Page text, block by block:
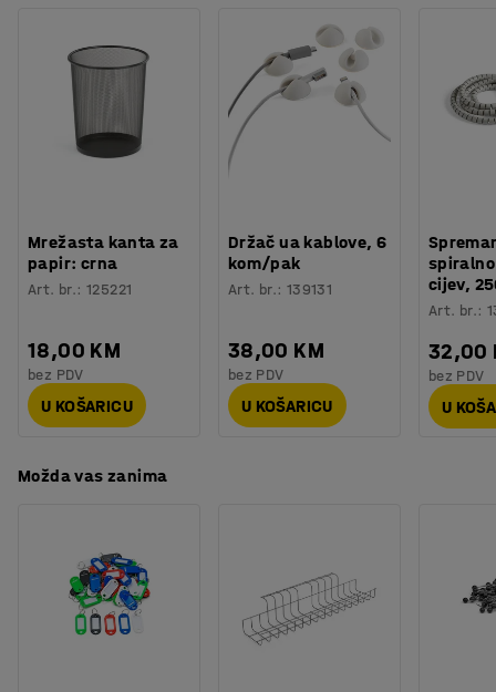
stolicom Lancaster koja dolazi u istoj paleti boja.
Tanko zvjezdasto postolje je izrađeno od izdržljivog
aluminija, a stolica je opremljena plinskim cilindrom za
podizanje i spuštanje visine sjedišta.
Materijal postolja
Nosivost: 110 kg
Potreban broj osoba
Procjena vremena
13,5 kg
Mrežasta kanta za
papir: crna
Art. br.:125221
18,00 KM
bez PDV
U KOŠARICU
Držač ua kablove, 6
kom/pak
Art. br.: 139131
38,00 KM
bez PDV
U KOŠARICU
cijev,
Art. br.:
32,00
bez PDV
U
Možda vas zanima